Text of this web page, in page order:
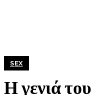
SEX
Η γενιά